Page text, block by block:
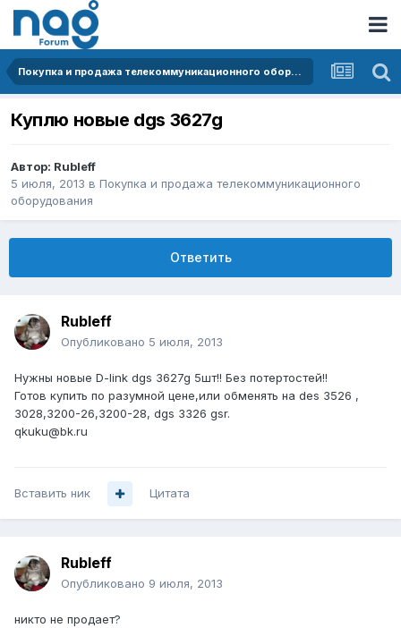
Покупка и продажа телекоммуникационного оборудования
Куплю новые dgs 3627g
Автор: Rubleff
5 июля, 2013 в Покупка и продажа телекоммуникационного
оборудования
Ответить
Rubleff
Опубликовано 5 июля, 2013
Нужны новые D-link dgs 3627g 5шт!! Без потертостей!!
Готов купить по разумной цене,или обменять на des 3526 ,
3028,3200-26,3200-28, dgs 3326 gsr.
qkuku@bk.ru
Вставить ник Цитата
Rubleff
Опубликовано 9 июля, 2013
никто не продает?